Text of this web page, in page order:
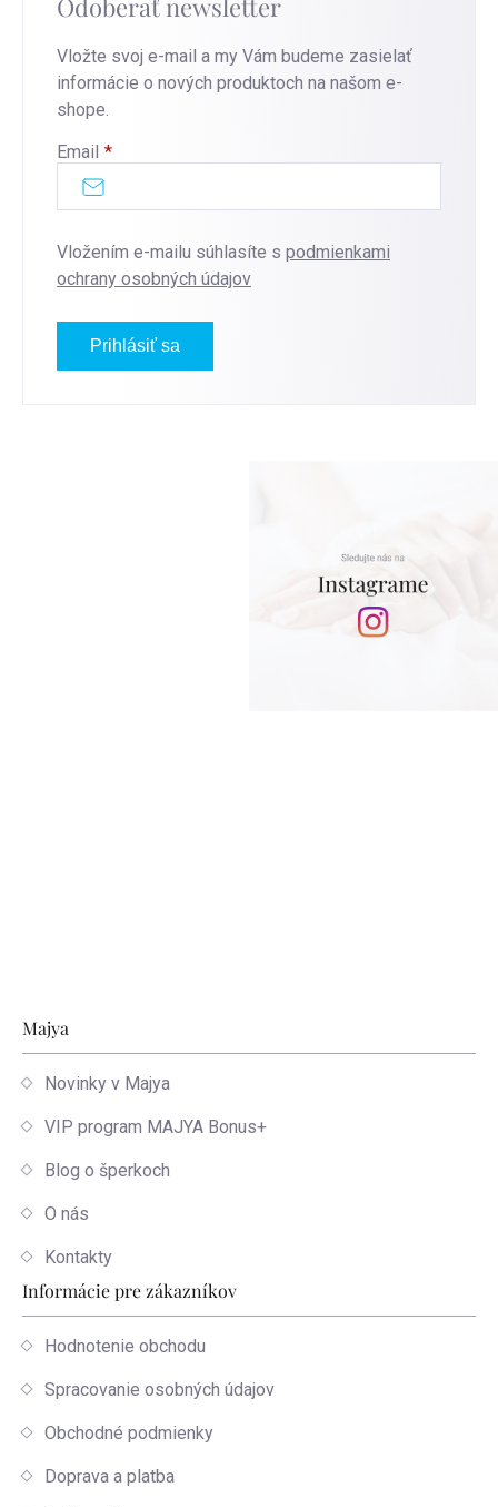
Vložte svoj e-mail a my Vám budeme zasielať
informácie o nových produktoch na našom e-
shope.
Email
Vložením e-mailu súhlasíte s podmienkami
ochrany osobných údajov
Prihlásiť sa
Zápätie
Majya
Novinky v Majya
VIP program MAJYA Bonus+
Blog o šperkoch
O nás
Kontakty
Informácie pre zákazníkov
Hodnotenie obchodu
Spracovanie osobných údajov
Obchodné podmienky
Doprava a platba